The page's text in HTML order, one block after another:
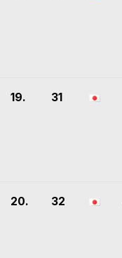
19. 31
20. 32